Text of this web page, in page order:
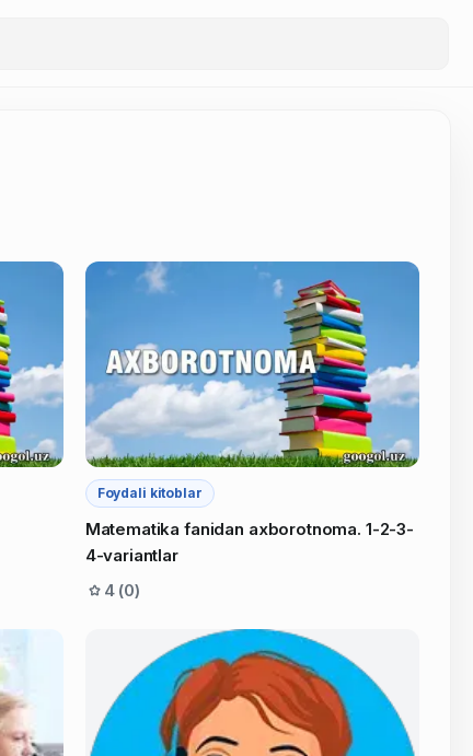
Foydali kitoblar
Matematika fanidan axborotnoma. 1-2-3-
4-variantlar
4 (0)